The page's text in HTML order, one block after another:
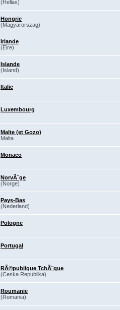
(Hellas)
Hongrie
(Magyarorszag)
Irlande
(Eire)
Islande
(Island)
Italie
Luxembourg
Malte (et Gozo)
Malta
Monaco
NorvÃ¨ge
(Norge)
Pays-Bas
(Nederland)
Pologne
Portugal
RÃ©publique TchÃ¨que
(Ceska Republika)
Roumanie
(Romania)